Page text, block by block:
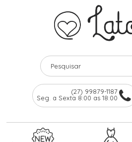
(27) 99879-1187
Seg. a Sexta 8:00 as 18:00